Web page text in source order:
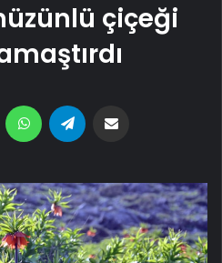
çiçeği
MessengerWhatsApp